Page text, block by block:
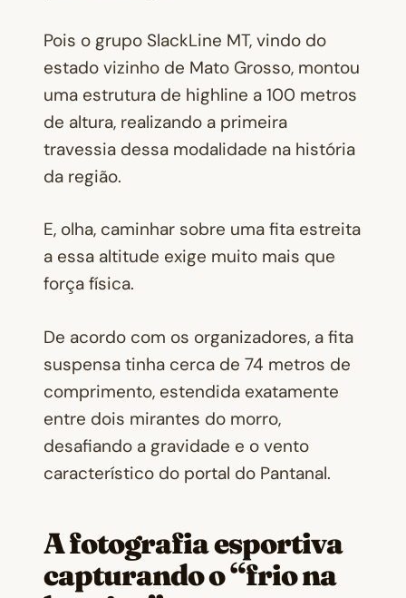
Pois o grupo SlackLine MT, vindo do
estado vizinho de Mato Grosso, montou
uma estrutura de highline a 100 metros
de altura, realizando a primeira
travessia dessa modalidade na história
da região.
E, olha, caminhar sobre uma fita estreita
a essa altitude exige muito mais que
força física.
De acordo com os organizadores, a fita
suspensa tinha cerca de 74 metros de
comprimento, estendida exatamente
entre dois mirantes do morro,
desafiando a gravidade e o vento
característico do portal do Pantanal.
A fotografia esportiva
capturando o “frio na